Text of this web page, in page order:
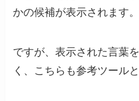
かの候補が表示されます。
ですが、表示された言葉
く、こちらも参考ツール